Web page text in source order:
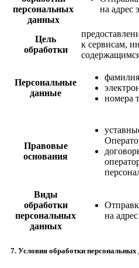
персональных
данных
на адрес
Цель
обработки
к сервисам,
Персональные
данные
номера
Правовые
основания
Виды
обработки
персональных
данных
на
7. Условия обработки